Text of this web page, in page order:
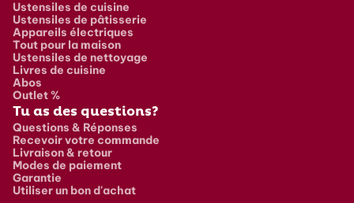
Ustensiles de cuisine
Ustensiles de pâtisserie
Appareils électriques
Tout pour la maison
Ustensiles de nettoyage
Livres de cuisine
Abos
Outlet %
Tu as des questions?
Questions & Réponses
Recevoir votre commande
Livraison & retour
Modes de paiement
Garantie
Utiliser un bon d'achat